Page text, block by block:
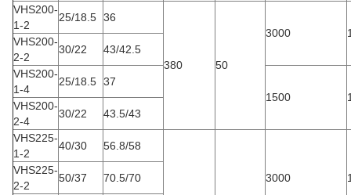
VHS200-
1-2
25/18.5 36
380 50
3000
VHS200-
2-2
30/22
43/42.5
VHS200-
1-4
25/18.5 37
1500
VHS200-
2-4
30/22
43.5/43
VHS225-
1-2
40/30 56.8/58
3000
VHS225-
2-2
50/37
70.5/70